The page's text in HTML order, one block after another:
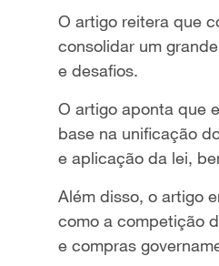
O artigo reitera que
consolidar um
e desafios.
O artigo aponta que
base na unificação
e aplicação da lei,
Além disso, o artigo
como a competição
e compras